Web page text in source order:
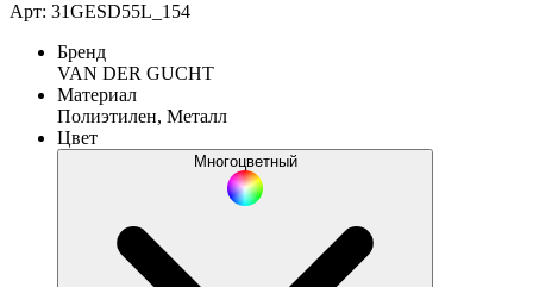
Арт: 31GESD55L_154
Бренд
VAN DER GUCHT
Материал
Полиэтилен, Металл
Цвет
Многоцветный